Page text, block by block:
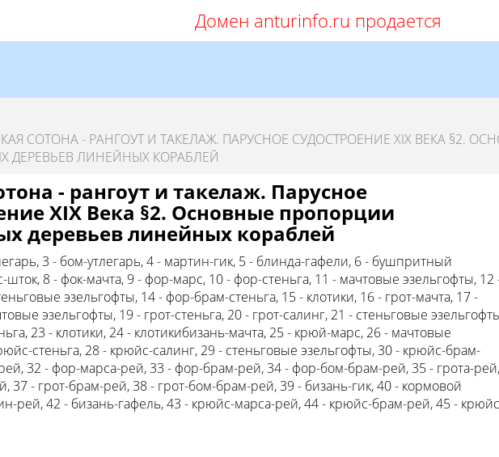
Домен anturinfo.ru продается
СОТОНА - РАНГОУТ И ТАКЕЛАЖ. ПАРУСНОЕ СУДОСТРОЕНИЕ XIX ВЕКА §2.
ДЕРЕВЬЕВ ЛИНЕЙНЫХ КОРАБЛЕЙ
- рангоут и такелаж. Парусное
XIX Века §2. Основные пропорции
деревьев линейных кораблей
3 - бом-утлегарь, 4 - мартин-гик, 5 - блинда-гафели, 6 - бушпритный
шток, 8 - фок-мачта, 9 - фор-марс, 10 - фор-стеньга, 11 - мачтовые эзельгофты, 12
эзельгофты, 14 - фор-брам-стеньга, 15 - клотики, 16 - грот-мачта, 17 -
эзельгофты, 19 - грот-стеньга, 20 - грот-салинг, 21 - стеньговые
23 - клотики, 24 - клотикибизань-мачта, 25 - крюй-марс, 26 - мачтовые
стеньга, 28 - крюйс-салинг, 29 - стеньговые эзельгофты, 30 - крюйс-брам-
32 - фор-марса-рей, 33 - фор-брам-рей, 34 - фор-бом-брам-рей, 35 - грота-рей,
37 - грот-брам-рей, 38 - грот-бом-брам-рей, 39 - бизань-гик, 40 - кормовой
рей, 42 - бизань-гафель, 43 - крюйс-марса-рей, 44 - крюйс-брам-рей, 45 -